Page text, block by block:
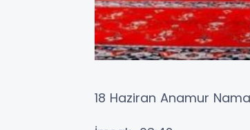
18 Haziran Anamur